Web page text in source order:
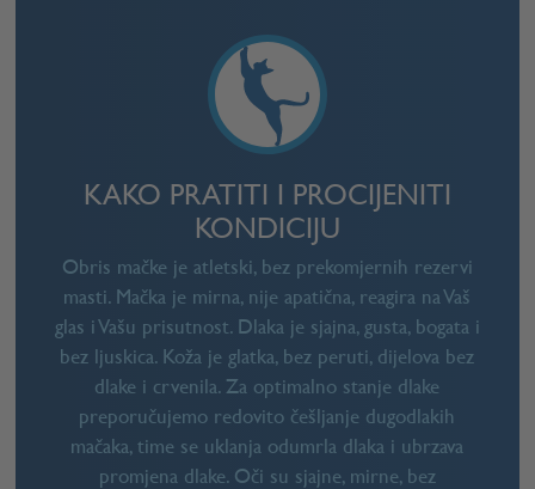
KAKO PRATITI I PROCIJENITI
KONDICIJU
Obris mačke je atletski, bez prekomjernih rezervi
masti. Mačka je mirna, nije apatična, reagira na Vaš
glas i Vašu prisutnost. Dlaka je sjajna, gusta, bogata i
bez ljuskica. Koža je glatka, bez peruti, dijelova bez
dlake i crvenila. Za optimalno stanje dlake
preporučujemo redovito češljanje dugodlakih
mačaka, time se uklanja odumrla dlaka i ubrzava
promjena dlake. Oči su sjajne, mirne, bez